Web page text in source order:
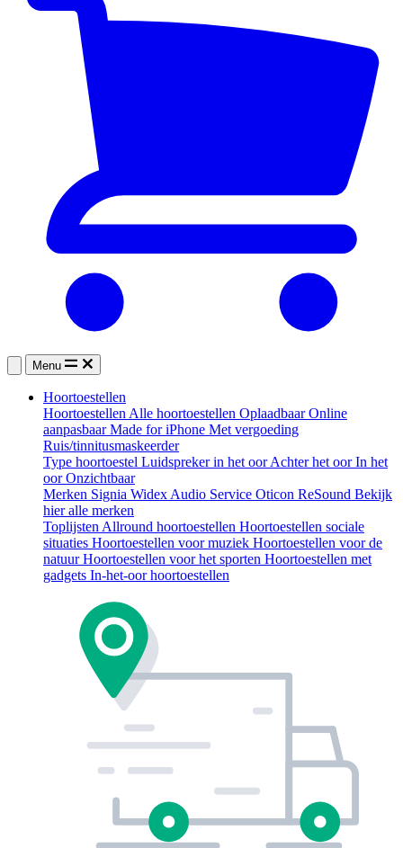
Menu
Hoortoestellen
HoortoestellenAlle hoortoestellen OplaadbaarOnline
aanpasbaarMade for iPhone Met vergoeding
Ruis/tinnitusmaskeerder
Type hoortoestel Luidspreker in het oorAchter het oorIn het
oorOnzichtbaar
Merken Signia WidexAudio Service Oticon ReSound Bekijk
hier alle merken
ToplijstenAllround hoortoestellen Hoortoestellen sociale
situaties Hoortoestellen voor muziek Hoortoestellen voor de
natuurHoortoestellen voor het sporten Hoortoestellen met
gadgets In-het-oor hoortoestellen